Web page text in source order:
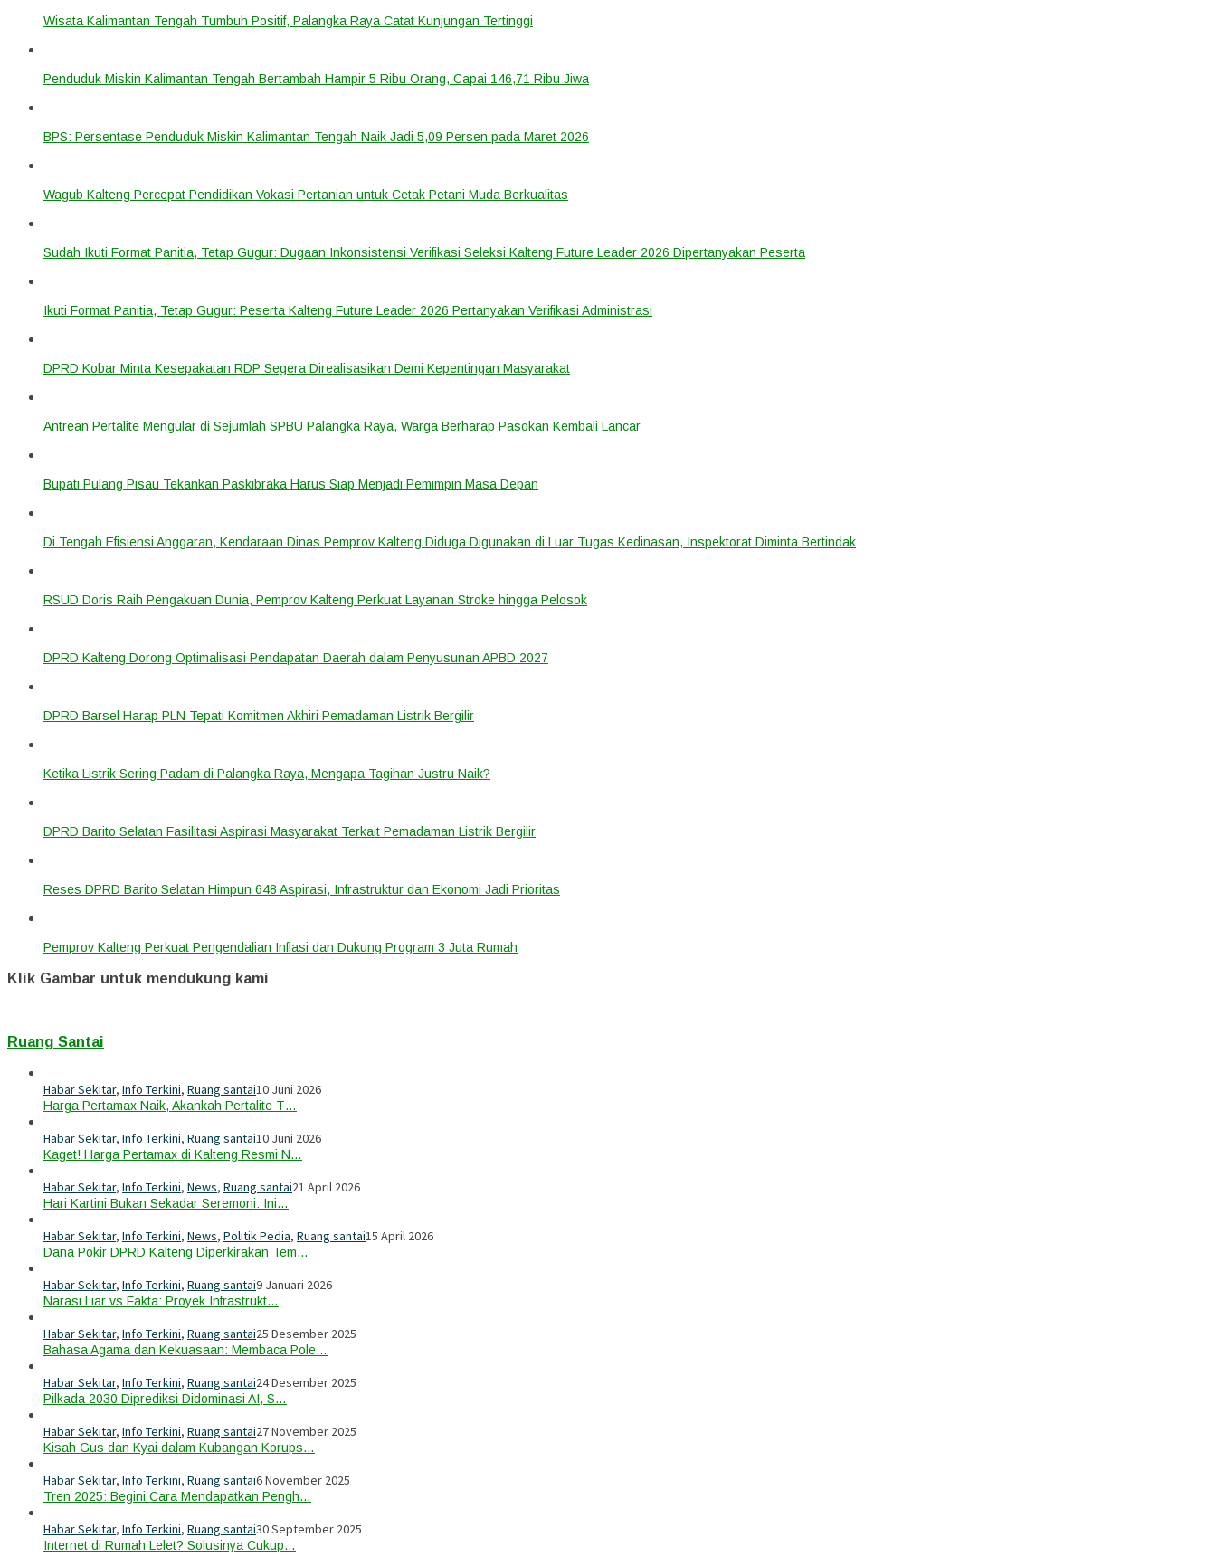
Wisata Kalimantan Tengah Tumbuh Positif, Palangka Raya Catat Kunjungan Tertinggi
Penduduk Miskin Kalimantan Tengah Bertambah Hampir 5 Ribu Orang, Capai 146,71 Ribu Jiwa
BPS: Persentase Penduduk Miskin Kalimantan Tengah Naik Jadi 5,09 Persen pada Maret 2026
Wagub Kalteng Percepat Pendidikan Vokasi Pertanian untuk Cetak Petani Muda Berkualitas
Sudah Ikuti Format Panitia, Tetap Gugur: Dugaan Inkonsistensi Verifikasi Seleksi Kalteng Future Leader 2026 Dipertanyakan Peserta
Ikuti Format Panitia, Tetap Gugur: Peserta Kalteng Future Leader 2026 Pertanyakan Verifikasi Administrasi
DPRD Kobar Minta Kesepakatan RDP Segera Direalisasikan Demi Kepentingan Masyarakat
Antrean Pertalite Mengular di Sejumlah SPBU Palangka Raya, Warga Berharap Pasokan Kembali Lancar
Bupati Pulang Pisau Tekankan Paskibraka Harus Siap Menjadi Pemimpin Masa Depan
Di Tengah Efisiensi Anggaran, Kendaraan Dinas Pemprov Kalteng Diduga Digunakan di Luar Tugas Kedinasan, Inspektorat Diminta Bertindak
RSUD Doris Raih Pengakuan Dunia, Pemprov Kalteng Perkuat Layanan Stroke hingga Pelosok
DPRD Kalteng Dorong Optimalisasi Pendapatan Daerah dalam Penyusunan APBD 2027
DPRD Barsel Harap PLN Tepati Komitmen Akhiri Pemadaman Listrik Bergilir
Ketika Listrik Sering Padam di Palangka Raya, Mengapa Tagihan Justru Naik?
DPRD Barito Selatan Fasilitasi Aspirasi Masyarakat Terkait Pemadaman Listrik Bergilir
Reses DPRD Barito Selatan Himpun 648 Aspirasi, Infrastruktur dan Ekonomi Jadi Prioritas
Pemprov Kalteng Perkuat Pengendalian Inflasi dan Dukung Program 3 Juta Rumah
Klik Gambar untuk mendukung kami
Ruang Santai
Habar Sekitar, Info Terkini, Ruang santai10 Juni 2026
Harga Pertamax Naik, Akankah Pertalite T…
Habar Sekitar, Info Terkini, Ruang santai10 Juni 2026
Kaget! Harga Pertamax di Kalteng Resmi N…
Habar Sekitar, Info Terkini, News, Ruang santai21 April 2026
Hari Kartini Bukan Sekadar Seremoni: Ini…
Habar Sekitar, Info Terkini, News, Politik Pedia, Ruang santai15 April 2026
Dana Pokir DPRD Kalteng Diperkirakan Tem…
Habar Sekitar, Info Terkini, Ruang santai9 Januari 2026
Narasi Liar vs Fakta: Proyek Infrastrukt…
Habar Sekitar, Info Terkini, Ruang santai25 Desember 2025
Bahasa Agama dan Kekuasaan: Membaca Pole…
Habar Sekitar, Info Terkini, Ruang santai24 Desember 2025
Pilkada 2030 Diprediksi Didominasi AI, S…
Habar Sekitar, Info Terkini, Ruang santai27 November 2025
Kisah Gus dan Kyai dalam Kubangan Korups…
Habar Sekitar, Info Terkini, Ruang santai6 November 2025
Tren 2025: Begini Cara Mendapatkan Pengh…
Habar Sekitar, Info Terkini, Ruang santai30 September 2025
Internet di Rumah Lelet? Solusinya Cukup…